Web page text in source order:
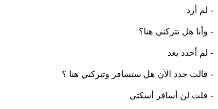
- لم أرد
- وأنا هل تتركني هنا؟
- لم أحدد بعد
- قالت حدد الآن هل ستسافر وتتركني هنا ؟
- قلت لن أسافر أسكتي